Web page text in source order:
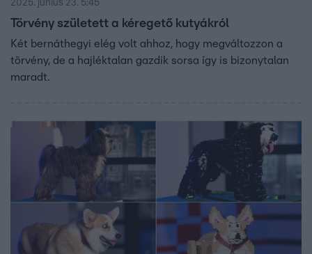
2025. június 23. 5:45
Törvény született a kéregető kutyákról
Két bernáthegyi elég volt ahhoz, hogy megváltozzon a
törvény, de a hajléktalan gazdik sorsa így is bizonytalan
maradt.